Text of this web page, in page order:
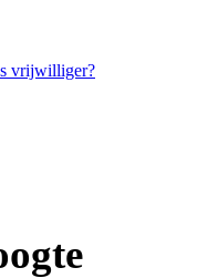
vrijwilliger?